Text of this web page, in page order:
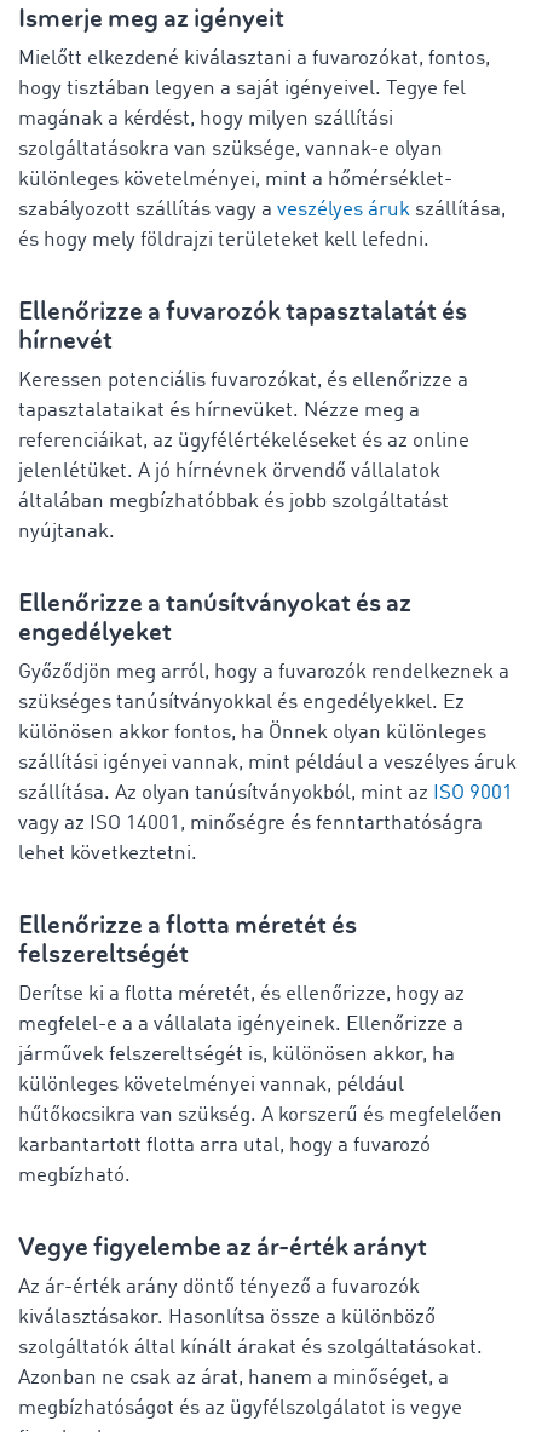
Ismerje meg az igényeit
Mielőtt elkezdené kiválasztani a fuvarozókat, fontos,
hogy tisztában legyen a saját igényeivel. Tegye fel
magának a kérdést, hogy milyen szállítási
szolgáltatásokra van szüksége, vannak-e olyan
különleges követelményei, mint a hőmérséklet-
szabályozott szállítás vagy a veszélyes áruk szállítása,
és hogy mely földrajzi területeket kell lefedni.
Ellenőrizze a fuvarozók tapasztalatát és
hírnevét
Keressen potenciális fuvarozókat, és ellenőrizze a
tapasztalataikat és hírnevüket. Nézze meg a
referenciáikat, az ügyfélértékeléseket és az online
jelenlétüket. A jó hírnévnek örvendő vállalatok
általában megbízhatóbbak és jobb szolgáltatást
nyújtanak.
Ellenőrizze a tanúsítványokat és az
engedélyeket
Győződjön meg arról, hogy a fuvarozók rendelkeznek a
szükséges tanúsítványokkal és engedélyekkel. Ez
különösen akkor fontos, ha Önnek olyan különleges
szállítási igényei vannak, mint például a veszélyes áruk
szállítása. Az olyan tanúsítványokból, mint az
ISO 9001
vagy az ISO 14001, minőségre és fenntarthatóságra
lehet következtetni.
Ellenőrizze a flotta méretét és
felszereltségét
Derítse ki a flotta méretét, és ellenőrizze, hogy az
megfelel-e a a vállalata igényeinek. Ellenőrizze a
járművek felszereltségét is, különösen akkor, ha
különleges követelményei vannak, például
hűtőkocsikra van szükség. A korszerű és megfelelően
karbantartott flotta arra utal, hogy a fuvarozó
megbízható.
Vegye figyelembe az ár-érték arányt
Az ár-érték arány döntő tényező a fuvarozók
kiválasztásakor. Hasonlítsa össze a különböző
szolgáltatók által kínált árakat és szolgáltatásokat.
Azonban ne csak az árat, hanem a minőséget, a
megbízhatóságot és az ügyfélszolgálatot is vegye